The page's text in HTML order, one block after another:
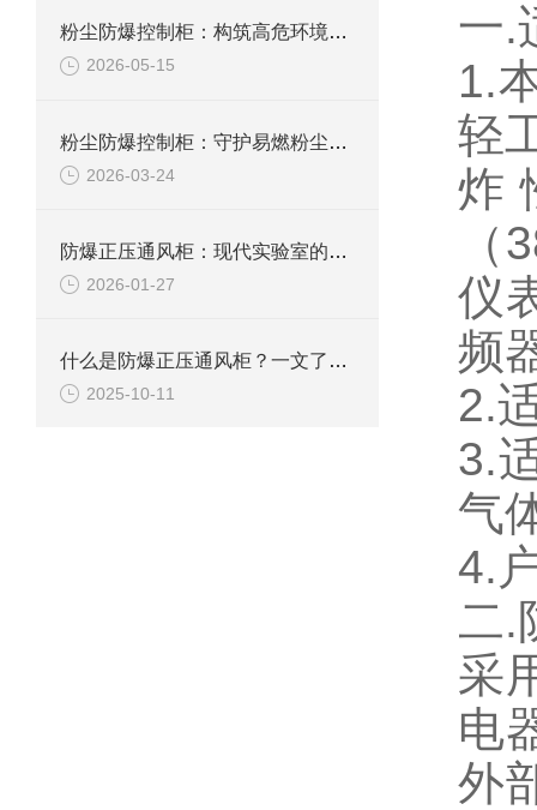
粉尘防爆控制柜：构筑高危环境下的电气安全屏障
2026-05-15
粉尘防爆控制柜：守护易燃粉尘环境下的电气安全
2026-03-24
防爆正压通风柜：现代实验室的安全屏障
2026-01-27
什么是防爆正压通风柜？一文了解其定义、原理及应用
2025-10-11
一.
1.
轻
炸
仪
频
2.
3.
气
4.
二.
采
电
外